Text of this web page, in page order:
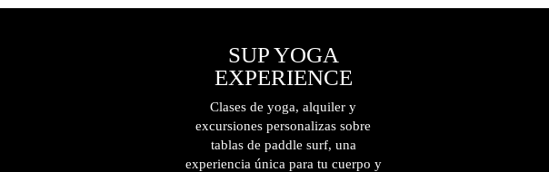
SUP YOGA
EXPERIENCE
Clases de yoga, alquiler y
excursiones personalizas sobre
tablas de paddle surf, una
experiencia única para tu cuerpo y